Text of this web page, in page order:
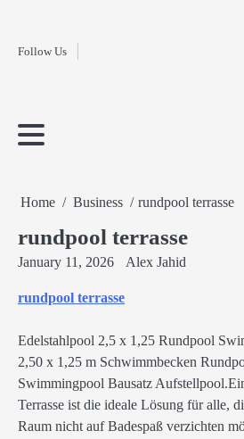
contentFollow Us
Home
Home Business rundpool terrasse
rundpool terrasse
January 11, 2026 Alex Jahid
rundpool terrasse
Edelstahlpool 2,5 x 1,25 Rundpool
2,50 x 1,25 m Schwimmbecken
Swimmingpool Bausatz
Terrasse ist die ideale Lösung für alle,
Raum nicht auf Badespaß verzichten